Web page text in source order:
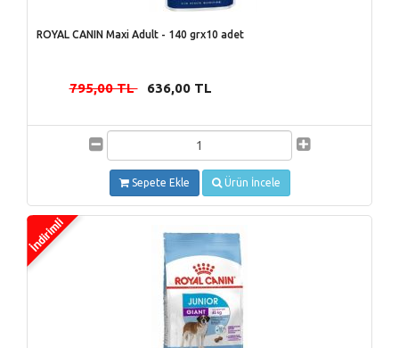
ROYAL CANIN Maxi Adult - 140 grx10 adet
795,00 TL- 636,00 TL
Sepete Ekle Ürün İncele